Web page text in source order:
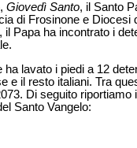
Giovedì Santo, il Santo
di Frosinone e Diocesi
il Papa ha incontrato i
ha lavato i piedi a 12
e il resto italiani. Tra
Di seguito
Santo Vangelo: